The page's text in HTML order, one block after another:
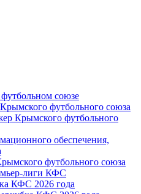
союзе
футбольного союза
Крымского футбольного
обеспечения,
футбольного союза
лиги КФС
КФС 2026 года